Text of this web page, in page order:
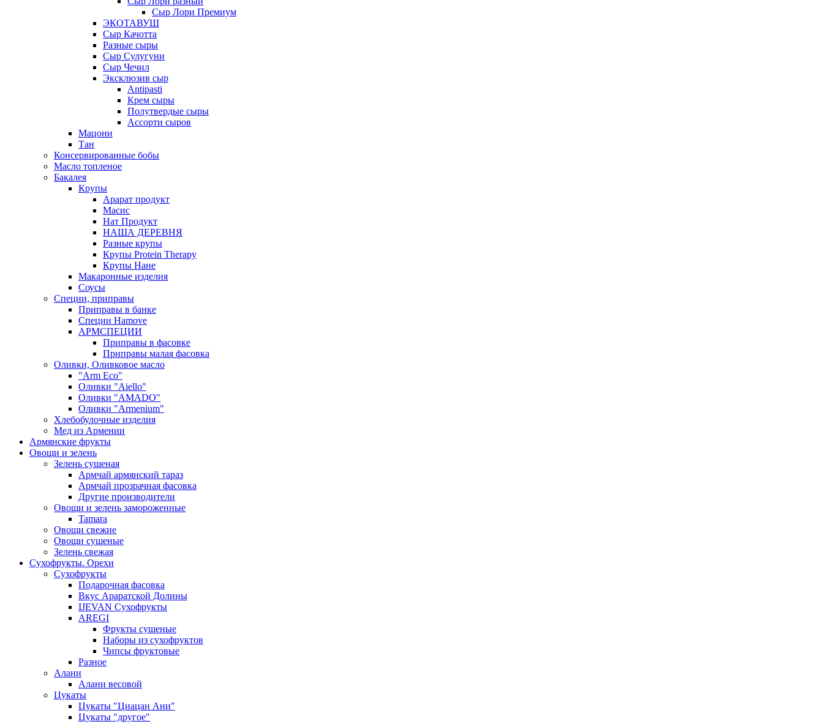
Сыр Лори Премиум
ЭКОТАВУШ
Сыр Качотта
Разные сыры
Сыр Сулугуни
Сыр Чечил
Эксклюзив сыр
Antipasti
Крем сыры
Полутвердые сыры
Ассорти сыров
Мацони
Тан
Консервированные бобы
Масло топленое
Бакалея
Крупы
Арарат продукт
Масис
Нат Продукт
НАША ДЕРЕВНЯ
Разные крупы
Крупы Protein Therapy
Крупы Нане
Макаронные изделия
Соусы
Специи, приправы
Приправы в банке
Специи Hamove
АРМСПЕЦИИ
Приправы в фасовке
Приправы малая фасовка
Оливки, Оливковое масло
"Arm Eco"
Оливки "Aiello"
Оливки "AMADO"
Оливки "Armenium"
Хлебобулочные изделия
Мед из Армении
Армянские фрукты
Овощи и зелень
Зелень сушеная
Армчай армянский тараз
Армчай прозрачная фасовка
Другие производители
Овощи и зелень замороженные
Tamara
Овощи свежие
Овощи сушеные
Зелень свежая
Сухофрукты. Орехи
Сухофрукты
Подарочная фасовка
Вкус Араратской Долины
IJEVAN Сухофрукты
AREGI
Фрукты сушеные
Наборы из сухофруктов
Чипсы фруктовые
Разное
Алани
Алани весовой
Цукаты
Цукаты "Циацан Ани"
Цукаты "другое"